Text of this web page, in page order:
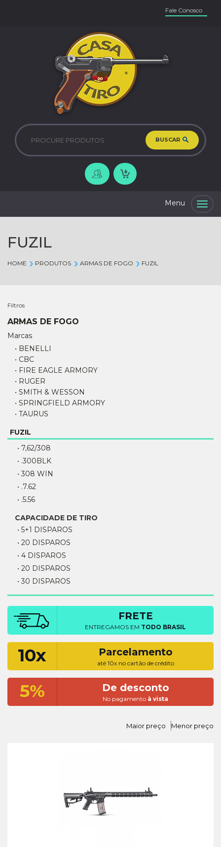
Fale Conosco
BUSCAR
FUZIL
HOME PRODUTOS ARMAS DE FOGO FUZIL
Filtros
ARMAS DE FOGO
Marcas
• BENELLI
• CBC
• FIRE EAGLE ARMORY
• RUGER
• SMITH & WESSON
• SPRINGFIELD ARMORY
• TAURUS
FUZIL
• 7,62/308
• .300BLK
• 308 WIN
• .7.62
• .5.56
CAPACIDADE DE TIRO
• 5+1 DISPAROS
• 20 DISPAROS
• 4 DISPAROS
• 20 DISPAROS
• 30 DISPAROS
FRETE
ENTREGAMOS EM TODO BRASIL
10x Parcelamento
até 10x no cartão de crédito
5% De desconto
No pagamento à vista
Maior preço Menor preço